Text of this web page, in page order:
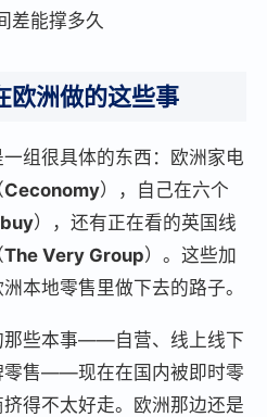
差能撑多久
欧洲做的这些事
组很具体的东西：欧洲家电
Ceconomy），自己在六个
），还有正在看的英国线
The Very Group）。这些加
本地零售里做下去的路子。
那些本事——自营、线上线下
零售——现在在国内被即时零
得不太好走。欧洲那边还是